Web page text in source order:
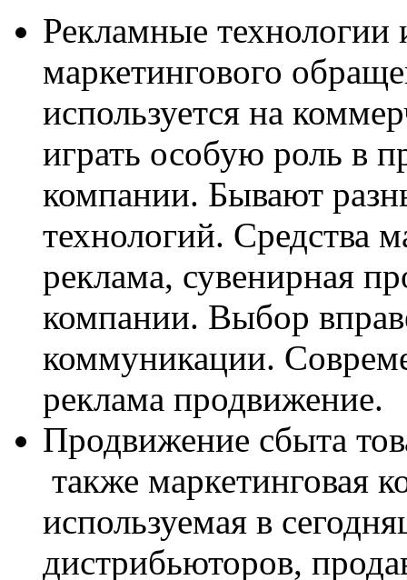
Рекламные
маркетингового
используется на
играть особую роль в
компании. Бывают
технологий. Средства
реклама, сувенирная
компании. Выбор
коммуникации.
реклама продвижение.
Продвижение сбыта
также маркетинговая
используемая в
дистрибьюторов,